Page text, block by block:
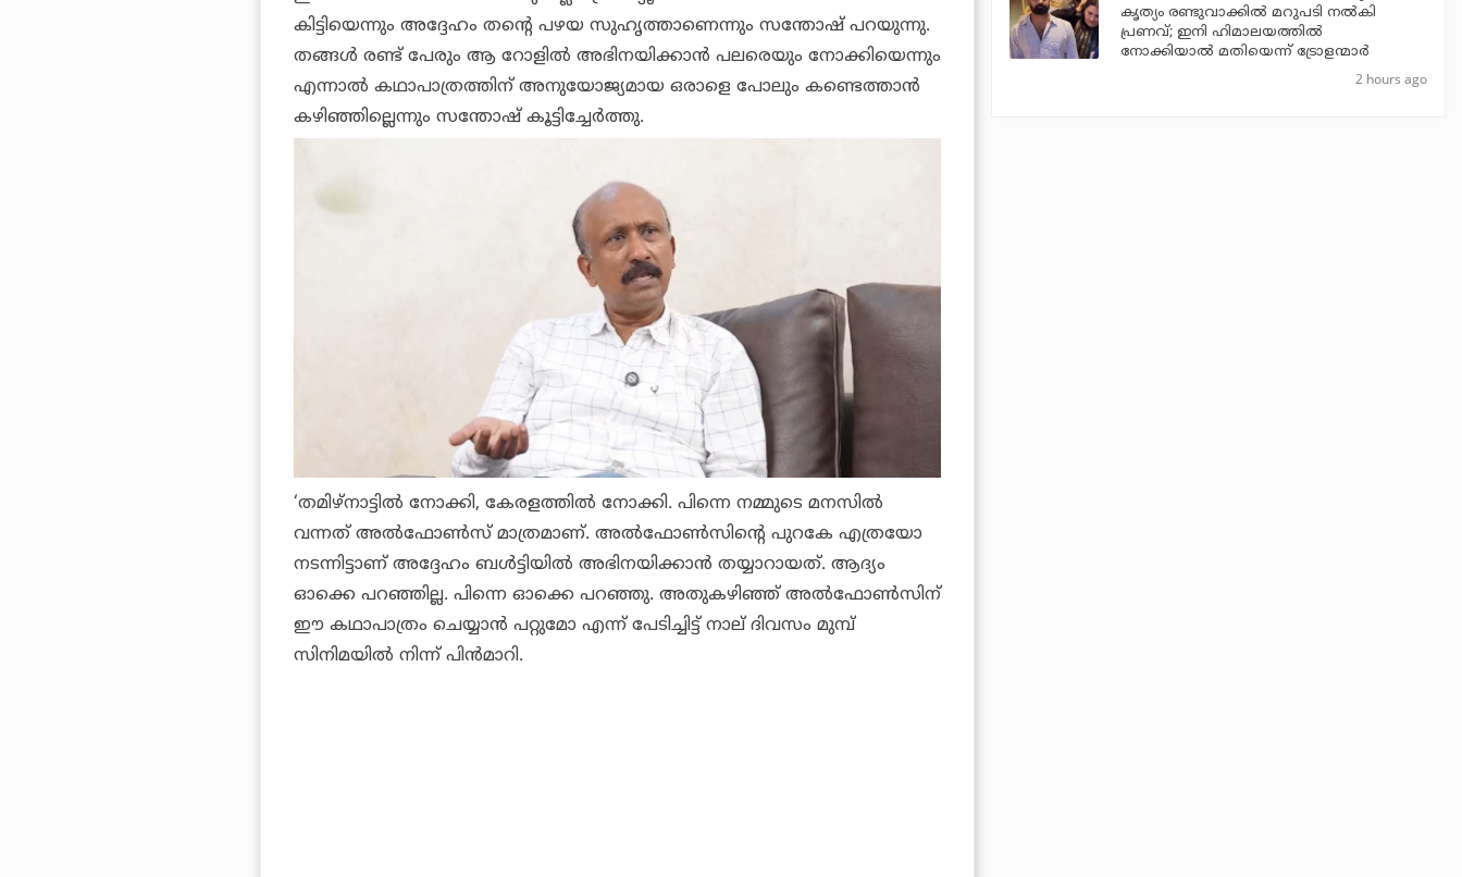
കിട്ടിയെന്നും അദ്ദേഹം തന്റെ പഴയ സുഹൃത്താണെന്നും സന്തോഷ് പറയുന്നു.
തങ്ങള്‍ രണ്ട് പേരും ആ റോളില്‍ അഭിനയിക്കാന്‍ പലരെയും നോക്കിയെന്നും
എന്നാല്‍ കഥാപാത്രത്തിന് അനുയോജ്യമായ ഒരാളെ പോലും കണ്ടെത്താന്‍
കഴിഞ്ഞില്ലെന്നും സന്തോഷ് കൂട്ടിച്ചേര്‍ത്തു.
‘തമിഴ്‌നാട്ടില്‍ നോക്കി, കേരളത്തില്‍ നോക്കി. പിന്നെ നമ്മുടെ മനസില്‍
വന്നത് അല്‍ഫോണ്‍സ് മാത്രമാണ്. അല്‍ഫോണ്‍സിന്റെ പുറകേ എത്രയോ
നടന്നിട്ടാണ് അദ്ദേഹം ബള്‍ട്ടിയില്‍ അഭിനയിക്കാന്‍ തയ്യാറായത്. ആദ്യം
ഓക്കെ പറഞ്ഞില്ല. പിന്നെ ഓക്കെ പറഞ്ഞു. അതുകഴിഞ്ഞ് അല്‍ഫോണ്‍സിന്
ഈ കഥാപാത്രം ചെയ്യാന്‍ പറ്റുമോ എന്ന് പേടിച്ചിട്ട് നാല് ദിവസം മുമ്പ്
സിനിമയില്‍ നിന്ന് പിന്‍മാറി.
കൃത്യം രണ്ടുവാക്കില്‍ മറുപടി നല്‍കി
പ്രണവ്; ഇനി ഹിമാലയത്തില്‍
നോക്കിയാല്‍ മതിയെന്ന് ട്രോളന്മാര്‍
2 hours ago